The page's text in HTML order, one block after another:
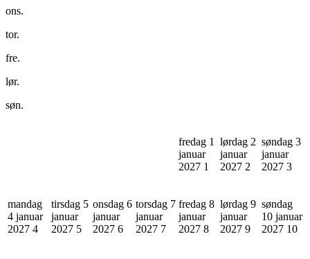
ons.
tor.
fre.
lør.
søn.
fredag 1
januar
2027 1
lørdag 2
januar
2027 2
søndag 3
januar
2027 3
mandag
4 januar
2027 4
tirsdag 5
januar
2027 5
onsdag 6
januar
2027 6
torsdag 7
januar
2027 7
fredag 8
januar
2027 8
lørdag 9
januar
2027 9
søndag
10 januar
2027 10